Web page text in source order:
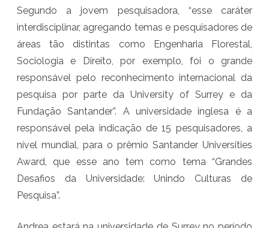
M
Ç
Ã
C
I
E
T
Segundo a jovem pesquisadora, “esse caráter
interdisciplinar, agregando temas e pesquisadores de
áreas tão distintas como Engenharia Florestal,
Sociologia e Direito, por exemplo, foi o grande
responsável pelo reconhecimento internacional da
pesquisa por parte da University of Surrey e da
Fundação Santander”. A universidade inglesa é a
responsável pela indicação de 15 pesquisadores, a
nível mundial, para o prêmio Santander Universities
Award, que esse ano tem como tema “Grandes
Desafios da Universidade: Unindo Culturas de
Pesquisa”.